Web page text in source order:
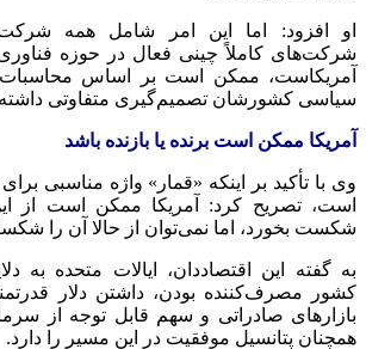
او افزود: اما این امر شامل همه
شرکت‌های کاملاً چینی فعال در حوزه
آمریکاست، ممکن است بر اساس محاسبات
سیاسی کشورشان تصمیم‌گیری متفاوتی داشته
آمریکا ممکن است برنده یا بازنده باشد
وی با تأکید بر اینکه «قمار» واژه مناسبی
است، تصریح کرد: آمریکا ممکن است از
شکست بخورد، اما نمی‌توان از حالا آن را
به گفته این اقتصاددان، ایالات متحده به
کشور مصرف‌کننده بودن، داشتن دلار
بازارهای صادراتی و سهم قابل توجه از
همچنان پتانسیل موفقیت در این مسیر را دارد.